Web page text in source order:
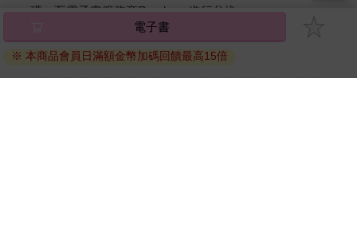
碼』至電子書服務商Readmoo進行兌換。
因版權保護，您在金石堂所購買的電子書僅能以金石堂專屬
的閱讀軟體開啟閱讀，無法以其他閱讀器或直接下載檔案。
電子書
※ 本商品會員日滿額金幣加碼回饋最高15倍